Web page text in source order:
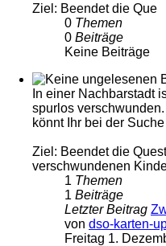
Ziel: Beendet die Que
0 Themen
0 Beiträge
Keine Beiträge
In einer Nachbarstadt
spurlos
könnt Ihr bei der
Ziel: Beendet die
verschwundenen
1 Themen
1 Beiträge
Letzter Beitrag
von dso-karten-
Freitag 1.